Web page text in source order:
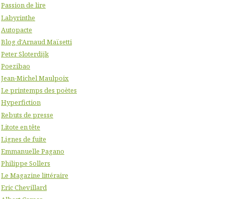
Passion de lire
Labyrinthe
Autopacte
Blog d'Arnaud Maïsetti
Peter Sloterdijk
Poezibao
Jean-Michel Maulpoix
Le printemps des poètes
Hyperfiction
Rebuts de presse
Litote en tête
Lignes de fuite
Emmanuelle Pagano
Philippe Sollers
Le Magazine littéraire
Eric Chevillard